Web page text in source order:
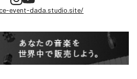
event-dada.studio.site/